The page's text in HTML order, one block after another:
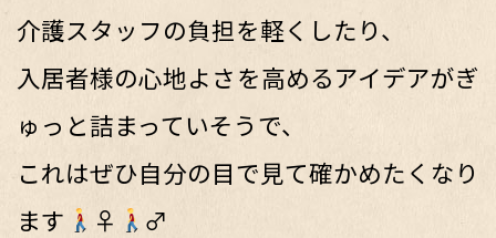
介護スタッフの負担を軽くしたり、
入居者様の心地よさを高めるアイデアがぎ
ゅっと詰まっていそうで、
これはぜひ自分の目で見て確かめたくなり
ます
‍♀️
‍♂️